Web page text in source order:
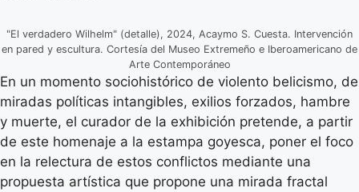
"El verdadero Wilhelm" (detalle), 2024, Acaymo S. Cuesta. Intervención
en pared y escultura. Cortesía del Museo Extremeño e Iberoamericano de
Arte Contemporáneo
En un momento sociohistórico de violento belicismo, de
miradas políticas intangibles, exilios forzados, hambre
y muerte, el curador de la exhibición pretende, a partir
de este homenaje a la estampa goyesca, poner el foco
en la relectura de estos conflictos mediante una
propuesta artística que propone una mirada fractal